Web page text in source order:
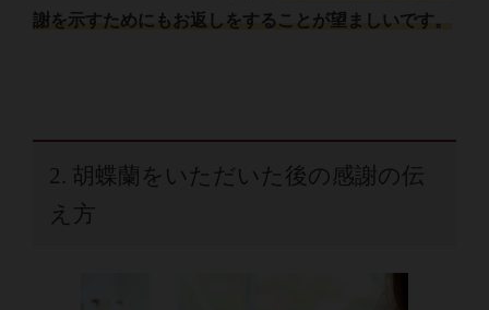
謝を示すためにもお返しをすることが望ましいです。
2. 胡蝶蘭をいただいた後の感謝の伝
え方